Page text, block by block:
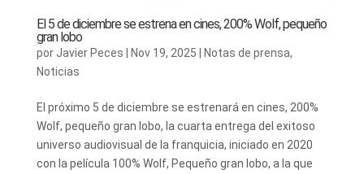
El 5 de diciembre se estrena en cines, 200% Wolf, pequeño
gran lobo
por Javier Peces Nov 19, 2025 Notas de prensa,
Noticias
El próximo 5 de diciembre se estrenará en cines, 200%
Wolf, pequeño gran lobo, la cuarta entrega del exitoso
universo audiovisual de la franquicia, iniciado en 2020
con la película 100% Wolf, Pequeño gran lobo, a la que